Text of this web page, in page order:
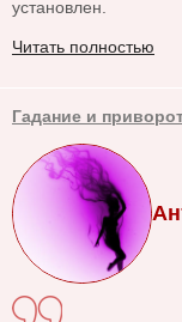
установлен.
Читать полностью
Гадание и